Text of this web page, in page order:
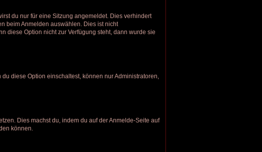
du nur für eine Sitzung angemeldet. Dies verhindert
beim Anmelden auswählen. Dies ist nicht
diese Option nicht zur Verfügung steht, dann wurde sie
diese Option einschaltest, können nur Administratoren,
Dies machst du, indem du auf der Anmelde-Seite auf
können.